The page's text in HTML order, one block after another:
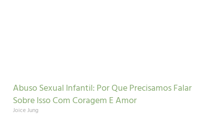
Abuso Sexual Infantil: Por Que Precisamos Falar
Sobre Isso Com Coragem E Amor
Joice Jung